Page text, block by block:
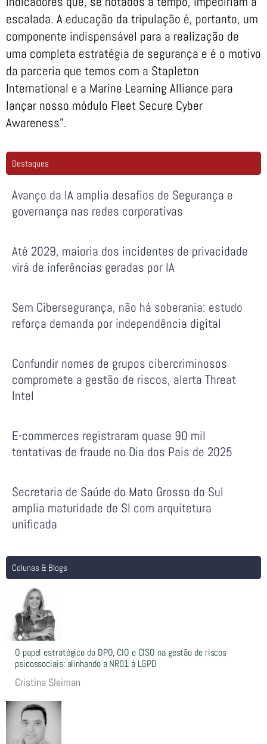
escalada. A educação da tripulação é, portanto, um
componente indispensável para a realização de
uma completa estratégia de segurança e é o motivo
da parceria que temos com a Stapleton
International e a Marine Learning Alliance para
lançar nosso módulo Fleet Secure Cyber ​​
Awareness”.
Destaques
Avanço da IA amplia desafios de Segurança e
governança nas redes corporativas
Até 2029, maioria dos incidentes de privacidade
virá de inferências geradas por IA
Sem Cibersegurança, não há soberania: estudo
reforça demanda por independência digital
Confundir nomes de grupos cibercriminosos
compromete a gestão de riscos, alerta Threat
Intel
E-commerces registraram quase 90 mil
tentativas de fraude no Dia dos Pais de 2025
Secretaria de Saúde do Mato Grosso do Sul
amplia maturidade de SI com arquitetura
unificada
Colunas & Blogs
O papel estratégico do DPO, CIO e CISO na gestão de riscos
psicossociais: alinhando a NR01 à LGPD
Cristina Sleiman